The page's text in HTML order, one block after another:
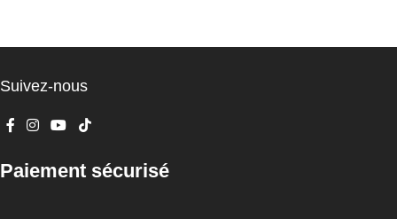
Suivez-nous
Paiement sécurisé